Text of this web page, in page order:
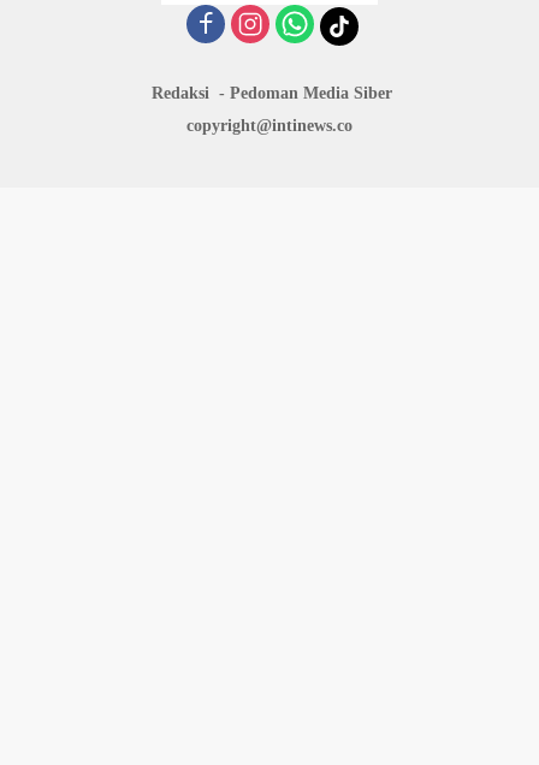
Redaksi
Pedoman Media Siber
copyright@intinews.co